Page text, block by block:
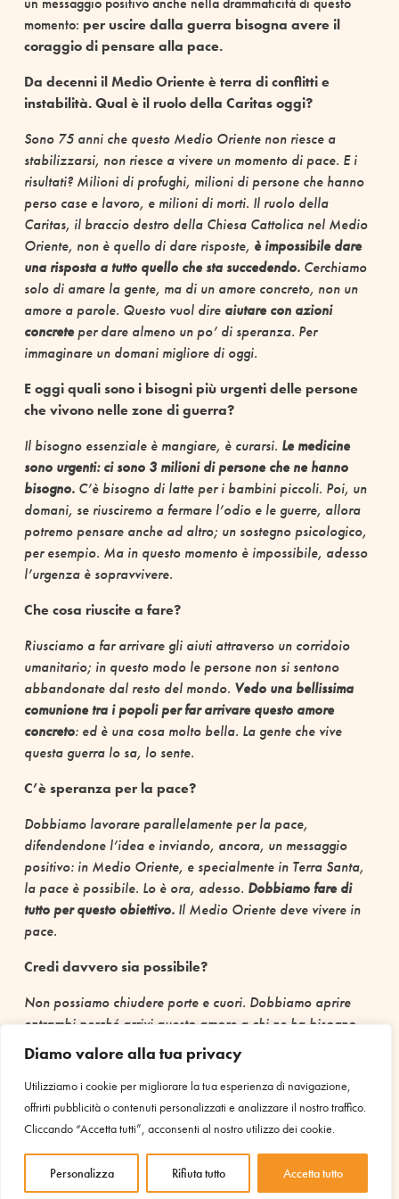
Diamo valore alla tua privacy
Utilizziamo i cookie per migliorare la tua esperienza di navigazione,
offrirti pubblicità o contenuti personalizzati e analizzare il nostro traffico.
Cliccando “Accetta tutti”, acconsenti al nostro utilizzo dei cookie.
Personalizza Rifiuta tutto Accetta tutto
momento: per uscire dalla guerra bisogna avere il
coraggio di pensare alla pace.
Da decenni il Medio Oriente è terra di conflitti e
instabilità. Qual è il ruolo della Caritas oggi?
Sono 75 anni che questo Medio Oriente non riesce a
stabilizzarsi, non riesce a vivere un momento di pace. E i
risultati? Milioni di profughi, milioni di persone che hanno
perso case e lavoro, e milioni di morti. Il ruolo della
Caritas, il braccio destro della Chiesa Cattolica nel Medio
Oriente, non è quello di dare risposte, è impossibile dare
una risposta a tutto quello che sta succedendo.Cerchiamo
solo di amare la gente, ma di un amore concreto, non un
amore a parole. Questo vuol dire aiutare con azioni
concreteper dare almeno un po’ di speranza. Per
immaginare un domani migliore di oggi.
E oggi quali sono i bisogni più urgenti delle persone
che vivono nelle zone di guerra?
Il bisogno essenziale è mangiare, è curarsi. Le medicine
sono urgenti: ci sono 3 milioni di persone che ne hanno
bisogno.C’è bisogno di latte per i bambini piccoli. Poi, un
domani, se riusciremo a fermare l’odio e le guerre, allora
potremo pensare anche ad altro; un sostegno psicologico,
per esempio. Ma in questo momento è impossibile, adesso
l’urgenza è sopravvivere.
Che cosa riuscite a fare?
Riusciamo a far arrivare gli aiuti attraverso un corridoio
umanitario; in questo modo le persone non si sentono
abbandonate dal resto del mondo. Vedo una bellissima
comunione tra i popoli per far arrivare questo amore
concreto: ed è una cosa molto bella. La gente che vive
questa guerra lo sa, lo sente.
C’è speranza per la pace?
Dobbiamo lavorare parallelamente per la pace,
difendendone l’idea e inviando, ancora, un messaggio
positivo: in Medio Oriente, e specialmente in Terra Santa,
la pace è possibile. Lo è ora, adesso. Dobbiamo fare di
tutto per questo obiettivo.Il Medio Oriente deve vivere in
pace.
Credi davvero sia possibile?
Non possiamo chiudere porte e cuori. Dobbiamo aprire
entrambi perché arrivi questo amore a chi ne ha bisogno.
Certo la situazione è drammatica, ma io qui, in venticinque
anni, ne ho visti di miracoli! Puoi pensare di scappare da
qui – e a volte ci ho pensato – ma noi rimaniamo perché
crediamo che un giorno sarà meglio.Bisogna avere il
coraggio di sperare, oggi, e di rimanere qui e di cambiare,
di imparare a vedere con occhi nuovi.Perché la vita non
offre la morte, ma offre la vita stessa. Non è facile, ma
nemmeno impossibile.